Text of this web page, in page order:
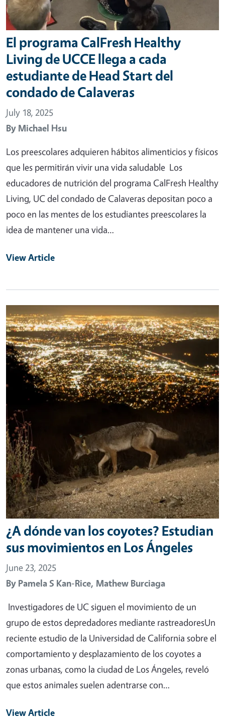
El programa CalFresh Healthy
Living de UCCE llega a cada
estudiante de Head Start del
condado de Calaveras
July 18, 2025
By Michael Hsu
Los preescolares adquieren hábitos alimenticios y físicos
que les permitirán vivir una vida saludable Los
educadores de nutrición del programa CalFresh Healthy
Living, UC del condado de Calaveras depositan poco a
poco en las mentes de los estudiantes preescolares la
idea de mantener una vida…
View Article
Primary Image
¿A dónde van los coyotes? Estudian
sus movimientos en Los Ángeles
June 23, 2025
By Pamela S Kan-Rice, Mathew Burciaga
Investigadores de UC siguen el movimiento de un
grupo de estos depredadores mediante rastreadoresUn
reciente estudio de la Universidad de California sobre el
comportamiento y desplazamiento de los coyotes a
zonas urbanas, como la ciudad de Los Ángeles, reveló
que estos animales suelen adentrarse con…
View Article